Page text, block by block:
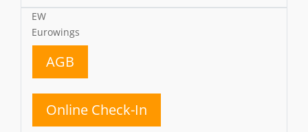
EW
Eurowings
AGB
Online Check-In